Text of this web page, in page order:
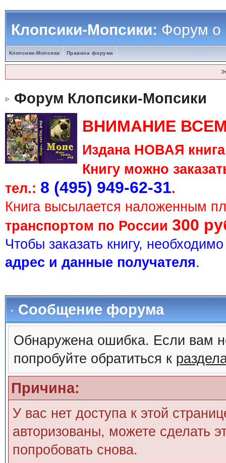
Клопсики-Мопсики:Форум о
Клопсики-Мопсики Правила форума
Форум Клопсики-Мопсики
ВНИМАНИЕ
Издана НОВАЯ
Книгу можно
тел.: 8 (495) 949-62-31.
Книга высылается наложенным
транспортом по России 300
Чтобы заказать книгу,
адрес и данные получателя.
Сообщение форума
Обнаружена ошибка. Если вам
попробуйте обратиться к
Причина:
У вас нет доступа к этой
авторизованы, можете сделать
попробовать снова.